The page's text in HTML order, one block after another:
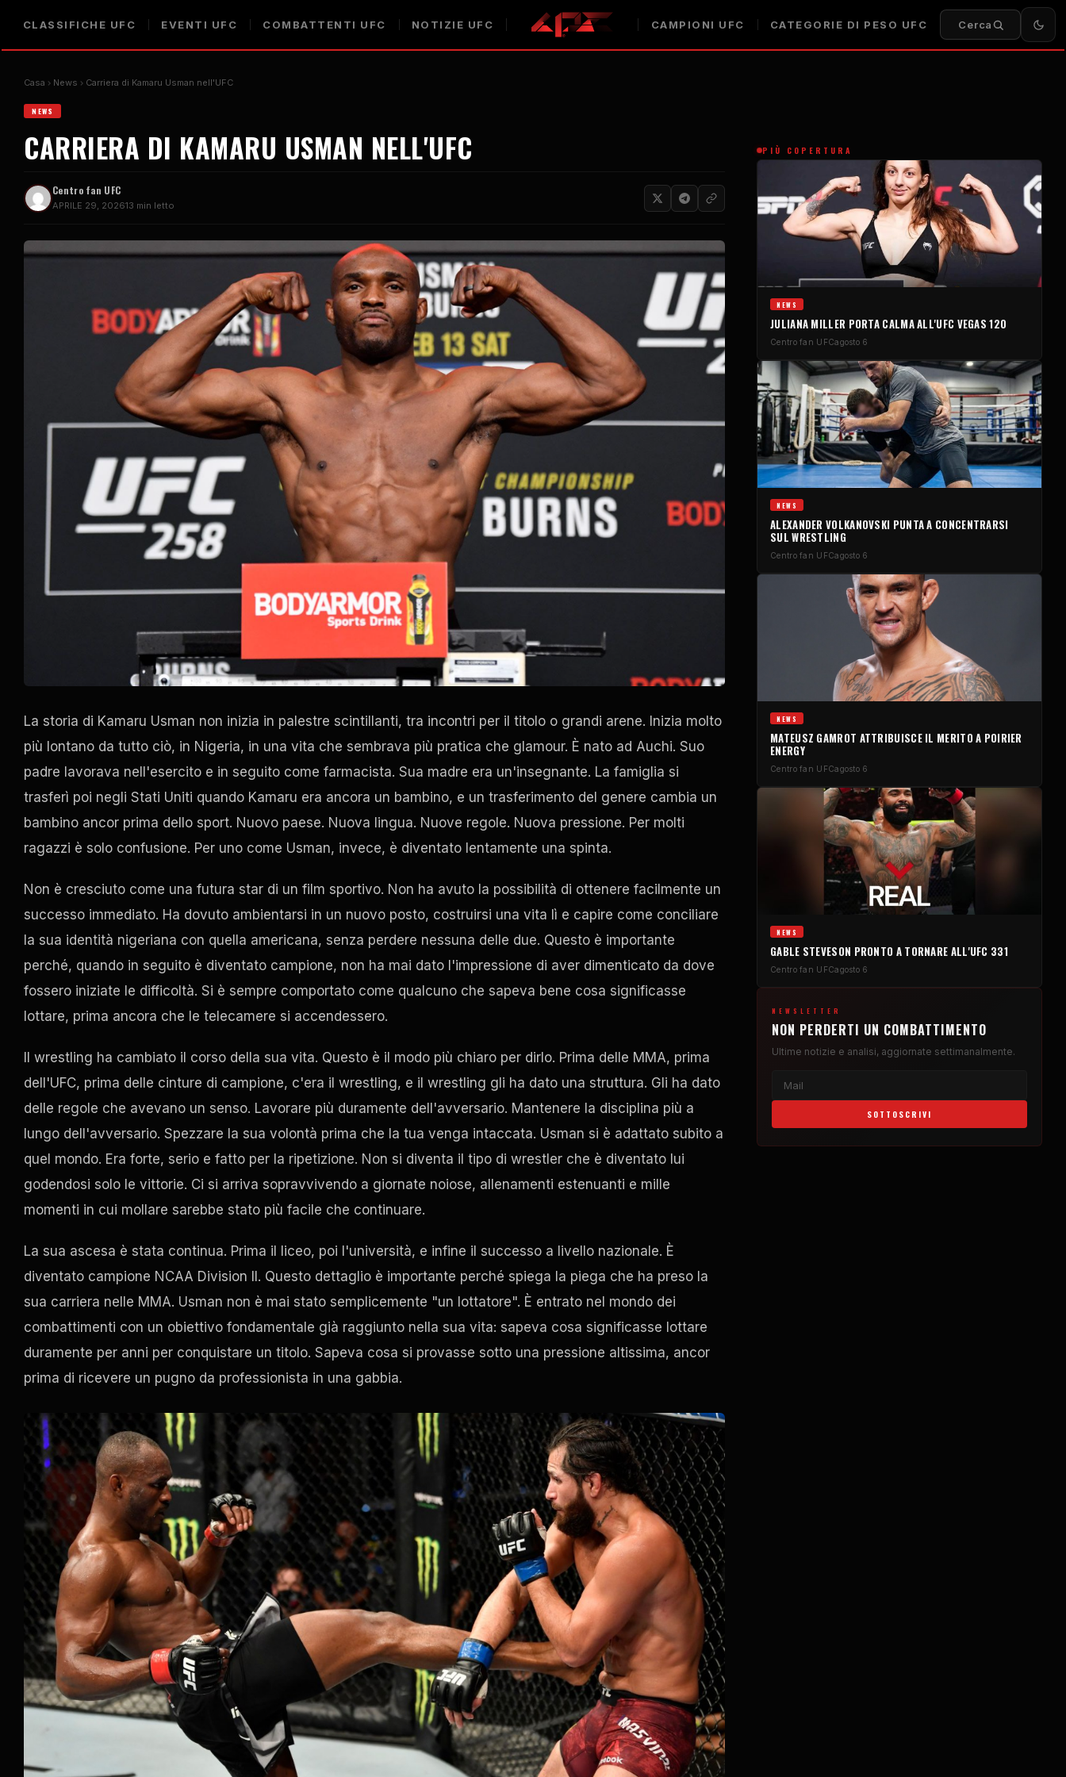
CLASSIFICHE UFC EVENTI UFC COMBATTENTI UFC NOTIZIE UFC CAMPIONI UFC CATEGORIE DI PESO UFC Cerca
Casa News Carriera di Kamaru Usman nell'UFC
NEWS
CARRIERA DI KAMARU USMAN NELL'UFC
Centro fan UFC
APRILE 29, 202613 min letto
La storia di Kamaru Usman non inizia in palestre scintillanti, tra incontri per il titolo o grandi arene. Inizia molto
più lontano da tutto ciò, in Nigeria, in una vita che sembrava più pratica che glamour. È nato ad Auchi. Suo
padre lavorava nell'esercito e in seguito come farmacista. Sua madre era un'insegnante. La famiglia si
trasferì poi negli Stati Uniti quando Kamaru era ancora un bambino, e un trasferimento del genere cambia un
bambino ancor prima dello sport. Nuovo paese. Nuova lingua. Nuove regole. Nuova pressione. Per molti
ragazzi è solo confusione. Per uno come Usman, invece, è diventato lentamente una spinta.
Non è cresciuto come una futura star di un film sportivo. Non ha avuto la possibilità di ottenere facilmente un
successo immediato. Ha dovuto ambientarsi in un nuovo posto, costruirsi una vita lì e capire come conciliare
la sua identità nigeriana con quella americana, senza perdere nessuna delle due. Questo è importante
perché, quando in seguito è diventato campione, non ha mai dato l'impressione di aver dimenticato da dove
fossero iniziate le difficoltà. Si è sempre comportato come qualcuno che sapeva bene cosa significasse
lottare, prima ancora che le telecamere si accendessero.
Il wrestling ha cambiato il corso della sua vita. Questo è il modo più chiaro per dirlo. Prima delle MMA, prima
dell'UFC, prima delle cinture di campione, c'era il wrestling, e il wrestling gli ha dato una struttura. Gli ha dato
delle regole che avevano un senso. Lavorare più duramente dell'avversario. Mantenere la disciplina più a
lungo dell'avversario. Spezzare la sua volontà prima che la tua venga intaccata. Usman si è adattato subito a
quel mondo. Era forte, serio e fatto per la ripetizione. Non si diventa il tipo di wrestler che è diventato lui
godendosi solo le vittorie. Ci si arriva sopravvivendo a giornate noiose, allenamenti estenuanti e mille
momenti in cui mollare sarebbe stato più facile che continuare.
La sua ascesa è stata continua. Prima il liceo, poi l'università, e infine il successo a livello nazionale. È
diventato campione NCAA Division II. Questo dettaglio è importante perché spiega la piega che ha preso la
sua carriera nelle MMA. Usman non è mai stato semplicemente "un lottatore". È entrato nel mondo dei
combattimenti con un obiettivo fondamentale già raggiunto nella sua vita: sapeva cosa significasse lottare
duramente per anni per conquistare un titolo. Sapeva cosa si provasse sotto una pressione altissima, ancor
prima di ricevere un pugno da professionista in una gabbia.
PIÙ COPERTURA
NEWS
JULIANA MILLER PORTA CALMA ALL'UFC VEGAS 120
Centro fan UFCagosto 6
NEWS
ALEXANDER VOLKANOVSKI PUNTA A CONCENTRARSI
SUL WRESTLING
Centro fan UFCagosto 6
NEWS
MATEUSZ GAMROT ATTRIBUISCE IL MERITO A POIRIER
ENERGY
Centro fan UFCagosto 6
NEWS
GABLE STEVESON PRONTO A TORNARE ALL'UFC 331
Centro fan UFCagosto 6
NEWSLETTER
NON PERDERTI UN COMBATTIMENTO
Ultime notizie e analisi, aggiornate settimanalmente.
SOTTOSCRIVI